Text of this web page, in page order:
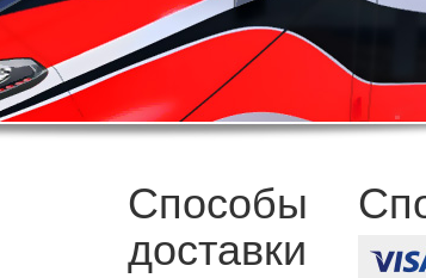
Способы
доставки